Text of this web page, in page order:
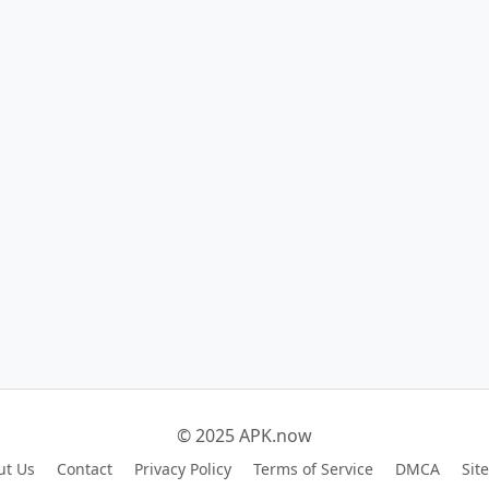
© 2025 APK.now
Us Contact Privacy Policy Terms of Service DMCA